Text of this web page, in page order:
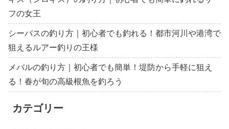
フの女王
シーバスの釣り方｜初心者でも釣れる！都市河川や港湾で
狙えるルアー釣りの王様
メバルの釣り方｜初心者でも簡単！堤防から手軽に狙え
る！春が旬の高級根魚を釣ろう
カテゴリー